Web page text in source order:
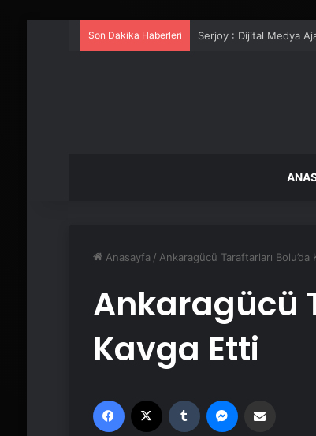
Son Dakika Haberleri UETDS Nedir ?
Anasayfa / Ankaragücü Taraftarları Bolu’da
Ankaragücü
Kavga Etti
Facebook Tumblr